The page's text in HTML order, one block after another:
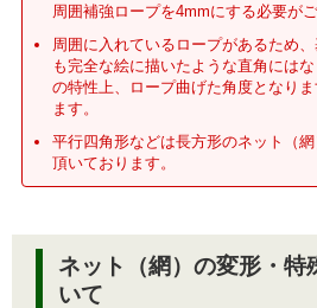
周囲補強ロープを4mmにする必要がご
周囲に入れているロープがあるため
も完全な絵に描いたような直角にはな
の特性上、ロープ曲げた角度となり
ます。
平行四角形などは長方形のネット（
頂いております。
ネット（網）の変形・特
いて